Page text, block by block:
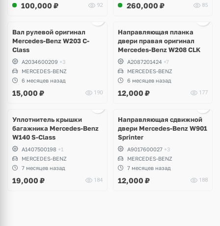
100,000 ₽ 92 260,000 ₽ 85
Вал рулевой оригинал
Mercedes-Benz W203 C-
Class
A2034600209 +3
MERCEDES-BENZ
6 месяцев назад
15,000 ₽ 190
Направляющая планка
двери правая оригинал
Mercedes-Benz W208 CLK
A2087201424 +7
MERCEDES-BENZ
6 месяцев назад
12,000 ₽ 177
Уплотнитель крышки
багажника Mercedes-Benz
W140 S-Class
A1407500198 +1
MERCEDES-BENZ
7 месяцев назад
19,000 ₽ 184
Направляющая сдвижной
двери Mercedes-Benz W901
Sprinter
A9017600027 +3
MERCEDES-BENZ
7 месяцев назад
12,000 ₽ 188